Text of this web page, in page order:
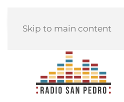
Skip to main content